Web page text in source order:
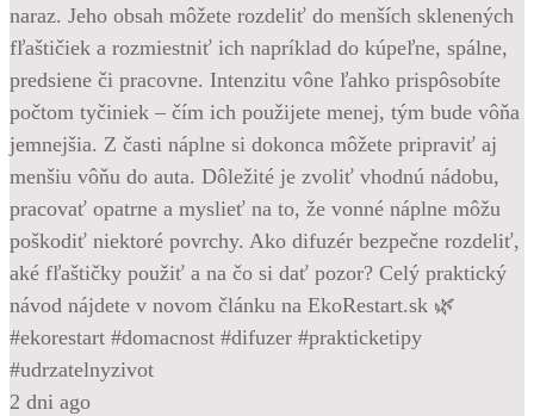
naraz. Jeho obsah môžete rozdeliť do menších sklenených
fľaštičiek a rozmiestniť ich napríklad do kúpeľne, spálne,
predsiene či pracovne. Intenzitu vône ľahko prispôsobíte
počtom tyčiniek – čím ich použijete menej, tým bude vôňa
jemnejšia. Z časti náplne si dokonca môžete pripraviť aj
menšiu vôňu do auta. Dôležité je zvoliť vhodnú nádobu,
pracovať opatrne a myslieť na to, že vonné náplne môžu
poškodiť niektoré povrchy. Ako difuzér bezpečne rozdeliť,
aké fľaštičky použiť a na čo si dať pozor? Celý praktický
návod nájdete v novom článku na EkoRestart.sk 🌿
#ekorestart #domacnost #difuzer #prakticketipy
#udrzatelnyzivot
2 dni ago